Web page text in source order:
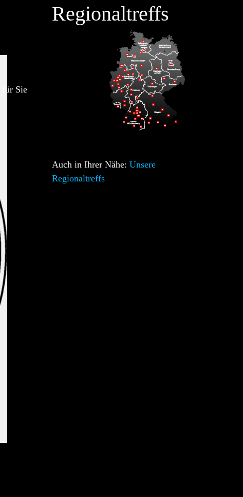
für Sie
Regionaltreffs
Auch in Ihrer Nähe: Unsere
Regionaltreffs